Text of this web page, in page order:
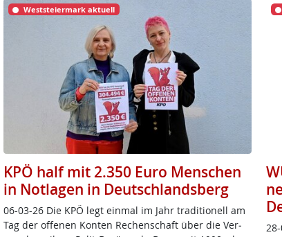
Weststeiermark aktuell
KPÖ half mit 2.350 Euro Menschen
in Notlagen in Deutschlandsberg
06-03-26 Die KPÖ legt ein­mal im Jahr tra­di­tio­nell am
Tag der of­fe­nen Kon­ten Re­chen­schaft über die Ver­